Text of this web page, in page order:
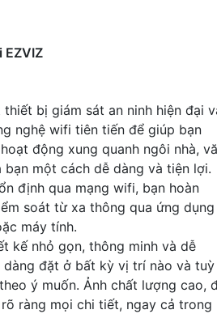
EZVIZ
bị giám sát an ninh hiện đại
nghệ wifi tiên tiến để giúp bạn
động xung quanh ngôi nhà,
một cách dễ dàng và tiện lợi.
định qua mạng wifi, bạn hoàn
soát từ xa thông qua ứng dụng
máy tính.
kế nhỏ gọn, thông minh và dễ
đặt ở bất kỳ vị trí nào và tuỳ
ý muốn. Ảnh chất lượng cao,
ràng mọi chi tiết, ngay cả trong